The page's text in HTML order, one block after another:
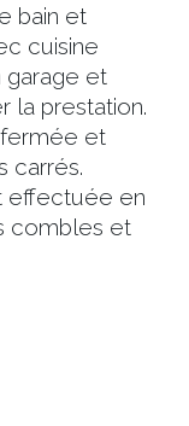
bain et
cuisine
garage et
la prestation.
fermée et
carrés.
effectuée en
combles et